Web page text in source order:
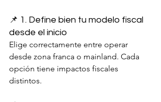
📌 1. Define bien tu modelo fiscal
desde el inicio
Elige correctamente entre operar
desde zona franca o mainland. Cada
opción tiene impactos fiscales
distintos.